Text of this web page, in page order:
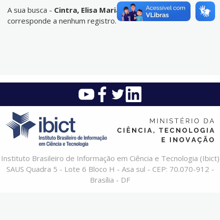
A sua busca - Cintra, Elisa Maria de Ulhoa- não
corresponde a nenhum registro.
Instituto Brasileiro de Informação em Ciência e Tecnologia (Ibict)
SAUS Quadra 5 - Lote 6 Bloco H - Asa sul - CEP: 70.070-912 -
Brasília - DF